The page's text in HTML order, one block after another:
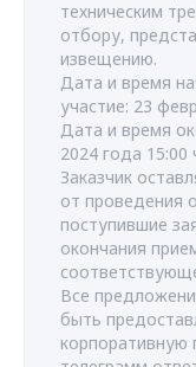
техническим
отбору,
извещению.
Дата и время
участие: 23
Дата и время
2024 года 15:00
Заказчик
от проведения
поступившие
окончания
Все
быть
корпоративную